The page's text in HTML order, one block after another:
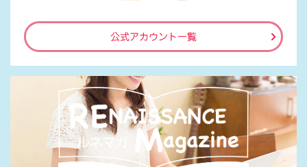
公式アカウント一覧